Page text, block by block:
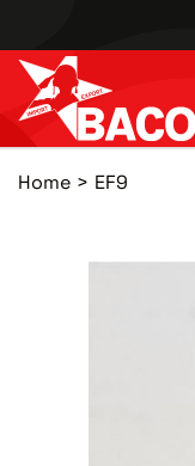
Home EF9